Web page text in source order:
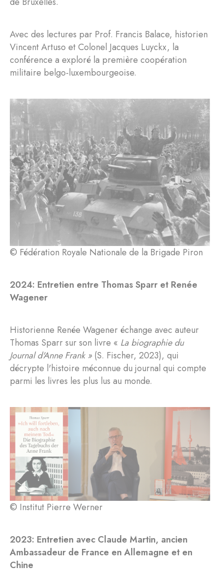
Avec des lectures par Prof. Francis Balace, historien
Vincent Artuso et Colonel Jacques Luyckx, la
conférence a exploré la première coopération
militaire belgo-luxembourgeoise.
© Fédération Royale Nationale de la Brigade Piron
2024: Entretien entre Thomas Sparr et Renée
Wagener
Historienne Renée Wagener échange avec auteur
Thomas Sparr sur son livre « La biographie du
Journal d'Anne Frank »(S. Fischer, 2023), qui
décrypte l'histoire méconnue du journal qui compte
parmi les livres les plus lus au monde.
© Institut Pierre Werner
2023: Entretien avec Claude Martin, ancien
Ambassadeur de France en Allemagne et en
Chine